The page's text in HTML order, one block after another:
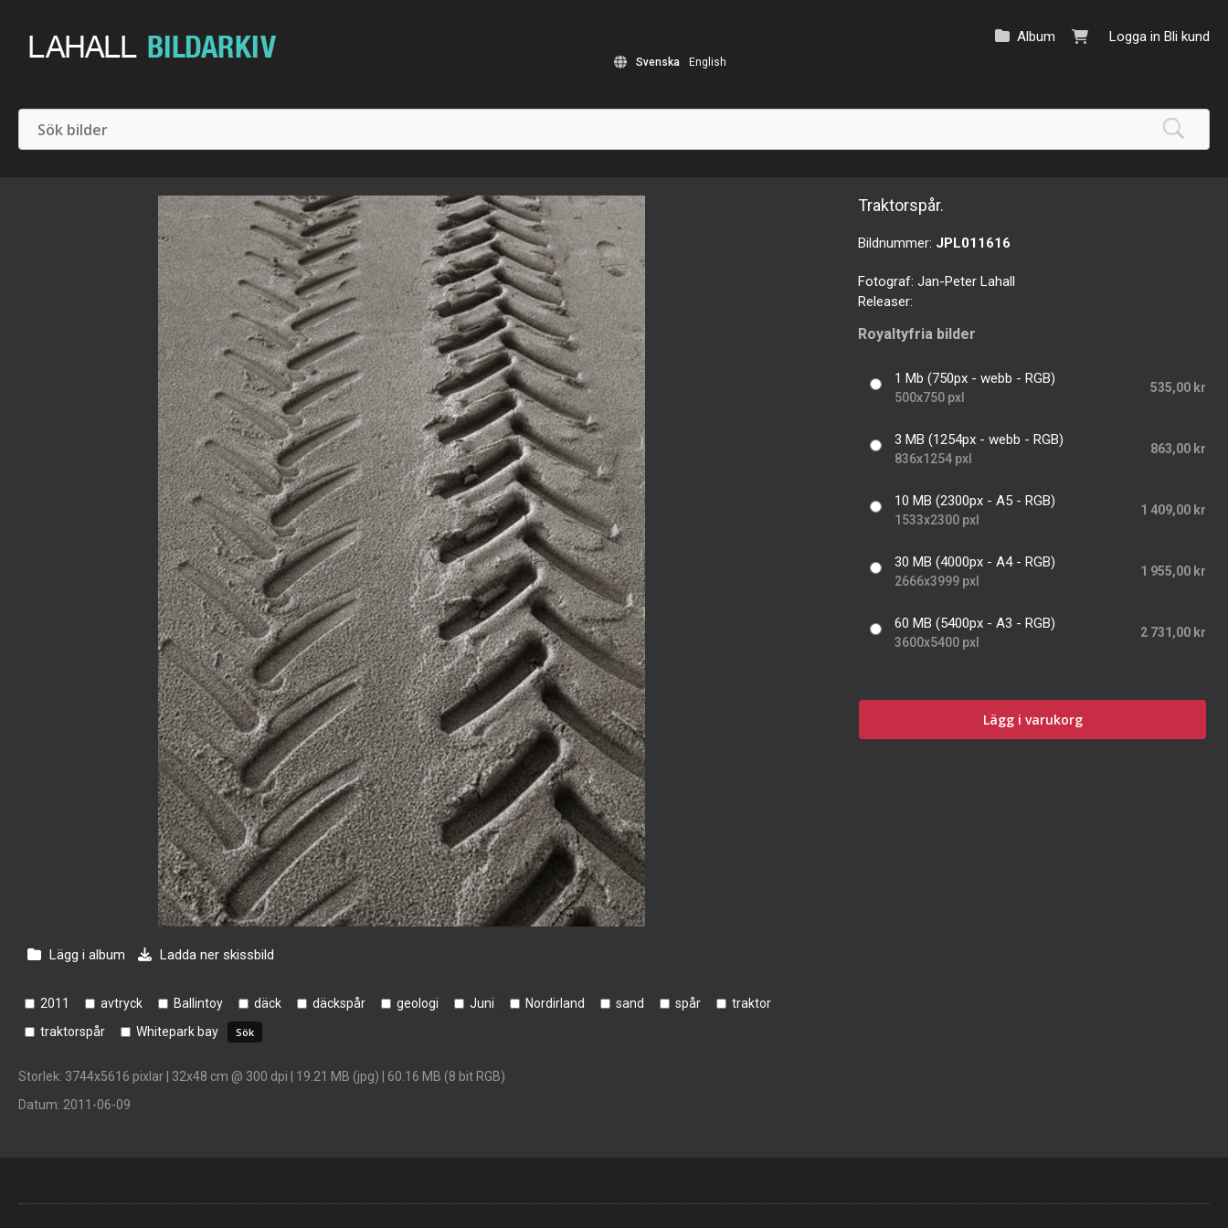
Logga in Bli kund
Album
Svenska English
Lägg i album Ladda ner skissbild
2011 avtryck Ballintoy däck däckspår geologi Juni Nordirland sand spår
traktor
traktorspår
Whitepark bay
Storlek: 3744x5616 pixlar | 32x48 cm @ 300 dpi | 19.21 MB (jpg) | 60.16 MB (8 bit RGB)
Datum: 2011-06-09
Traktorspår.
Bildnummer: JPL011616
Fotograf:Jan-Peter Lahall
Releaser:
Royaltyfria bilder
1 Mb (750px - webb - RGB)
500x750 pxl
535,00 kr
3 MB (1254px - webb - RGB)
836x1254 pxl
863,00 kr
10 MB (2300px - A5 - RGB)
1533x2300 pxl
1 409,00 kr
30 MB (4000px - A4 - RGB)
2666x3999 pxl
1 955,00 kr
60 MB (5400px - A3 - RGB)
3600x5400 pxl
2 731,00 kr
Lägg i varukorg